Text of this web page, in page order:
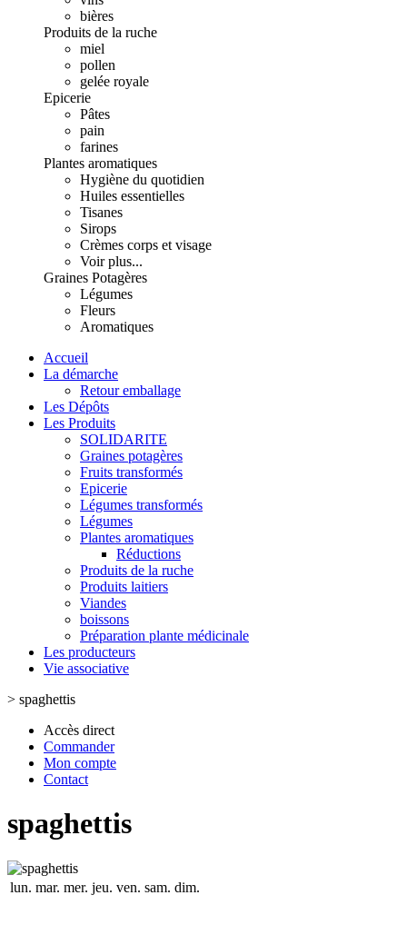
bières
Produits de la ruche
miel
pollen
gelée royale
Epicerie
Pâtes
pain
farines
Plantes aromatiques
Hygiène du quotidien
Huiles essentielles
Tisanes
Sirops
Crèmes corps et visage
Voir plus...
Graines Potagères
Légumes
Fleurs
Aromatiques
Accueil
La démarche
Retour emballage
Les Dépôts
Les Produits
SOLIDARITE
Graines potagères
Fruits transformés
Epicerie
Légumes transformés
Légumes
Plantes aromatiques
Réductions
Produits de la ruche
Produits laitiers
Viandes
boissons
Préparation plante médicinale
Les producteurs
Vie associative
> spaghettis
Accès direct
Commander
Mon compte
Contact
spaghettis
lun. mar. mer. jeu. ven. sam. dim.